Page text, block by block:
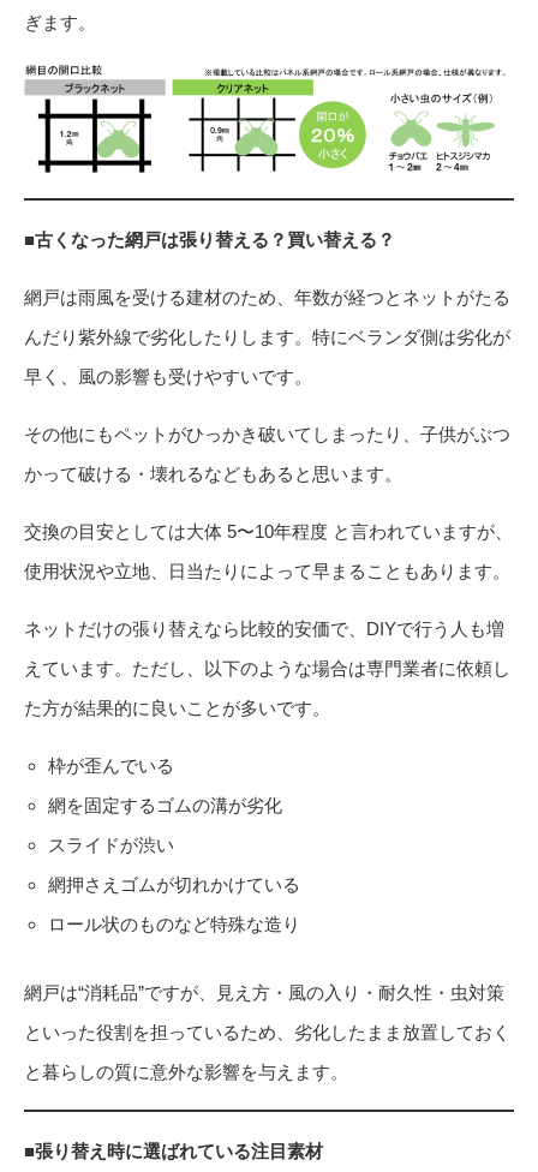
ぎます。
■古くなった網戸は張り替える？買い替える？
網戸は雨風を受ける建材のため、年数が経つとネットがたる
んだり紫外線で劣化したりします。特にベランダ側は劣化が
早く、風の影響も受けやすいです。
その他にもペットがひっかき破いてしまったり、子供がぶつ
かって破ける・壊れるなどもあると思います。
交換の目安としては大体 5〜10年程度 と言われていますが、
使用状況や立地、日当たりによって早まることもあります。
ネットだけの張り替えなら比較的安価で、DIYで行う人も増
えています。ただし、以下のような場合は専門業者に依頼し
た方が結果的に良いことが多いです。
枠が歪んでいる
網を固定するゴムの溝が劣化
スライドが渋い
網押さえゴムが切れかけている
ロール状のものなど特殊な造り
網戸は“消耗品”ですが、見え方・風の入り・耐久性・虫対策
といった役割を担っているため、劣化したまま放置しておく
と暮らしの質に意外な影響を与えます。
■張り替え時に選ばれている注目素材